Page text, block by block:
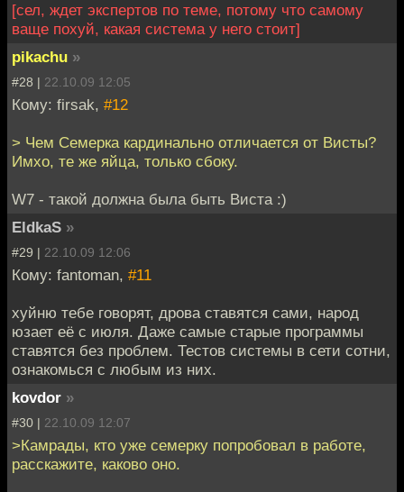
[сел, ждет экспертов по теме, потому что самому
ваще похуй, какая система у него стоит]
pikachu »
#28 | 22.10.09 12:05
Кому: firsak, #12
> Чем Семерка кардинально отличается от Висты?
Имхо, те же яйца, только сбоку.
W7 - такой должна была быть Виста :)
EldkaS »
#29 | 22.10.09 12:06
Кому: fantoman, #11
хуйню тебе говорят, дрова ставятся сами, народ
юзает её с июля. Даже самые старые программы
ставятся без проблем. Тестов системы в сети сотни,
ознакомься с любым из них.
kovdor »
#30 | 22.10.09 12:07
>Камрады, кто уже семерку попробовал в работе,
расскажите, каково оно.